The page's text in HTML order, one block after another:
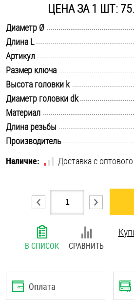
Такелаж
Хомуты
Шайбы
Шпильки
Шплинты
Штифты и пальцы
ЦЕНА ЗА 1 ШТ:
Диаметр Ø
Длина L
Артикул
Размер ключа
Высота головки k
Диаметр головки dk
Материал
Длина резьбы
Производитель
Наличие:
Доставка с
В СПИСОК СРАВНИТЬ
Оплата